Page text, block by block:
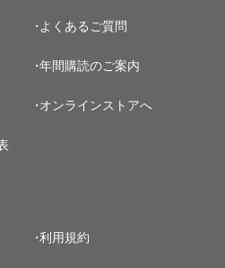
よくあるご質問
年間購読のご案内
オンラインストアへ
利用規約